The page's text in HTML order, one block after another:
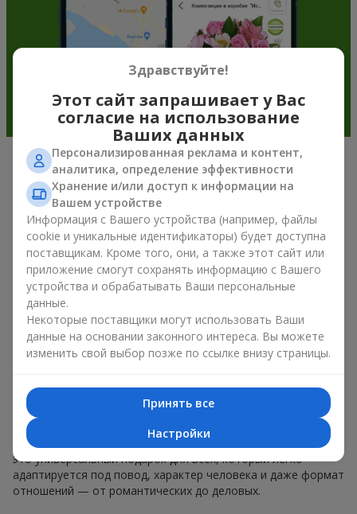
Подарочные корзины —
универсальный подарок к любому
празднику
Если вы ищете универсальный подарок, но времени в
обрез, у нас есть для вас отличное проверенное решение:
вы можете купить подарочные корзины. Подарочная
корзина с изысканными угощениями к празднику, фруктами,
вкусным чаем или даже алкогольными напитками
становится идеальным дополнением к цветам или
самостоятельным презентом. Идеальный набор,
чтобы всё это оказалось в ваших руках.
Купить подарочные корзины — это не просто приобрести
банальную вещь. Сегодня купить подарочные корзины —
это универсальный подарок для всех, который легко
адаптируется под повод, характер человека и даже формат
отношений — от романтических до деловых.
Здравствуйте!
Этот сайт запрашивает у Вас
согласие на использование
Ваших данных
Персонализированная реклама и контент,
аналитика, определение эффективности
Хранение и/или доступ к информации на
Вашем устройстве
Информация с Вашего устройства (например, файлы
cookie и уникальные идентификаторы) будет доступна
поставщикам. Кроме того, они, а также этот сайт или
приложение смогут сохранять информацию с Вашего
устройства и обрабатывать Ваши персональные
данные.
Некоторые поставщики могут использовать Ваши
данные на основании законного интереса. Вы можете
изменить свой выбор позже по ссылке внизу страницы.
Принять все
Настройки